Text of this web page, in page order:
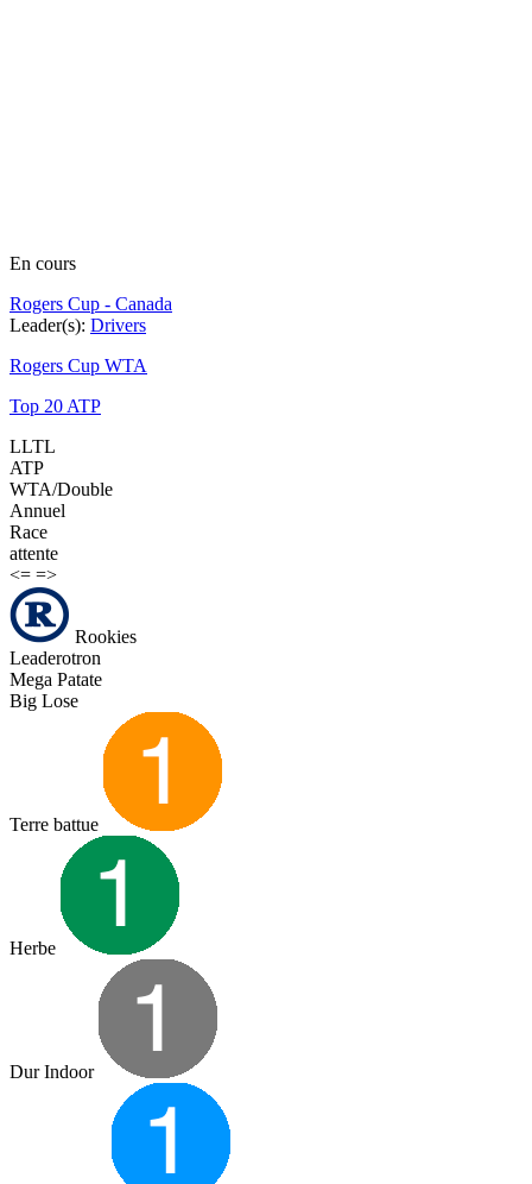
En cours
Rogers Cup - Canada
Leader(s): Drivers
Rogers Cup WTA
Top 20 ATP
LLTL
ATP
WTA/Double
Annuel
Race
attente
<= =>
Rookies
Leaderotron
Mega Patate
Big Lose
Terre battue
Herbe
Dur Indoor